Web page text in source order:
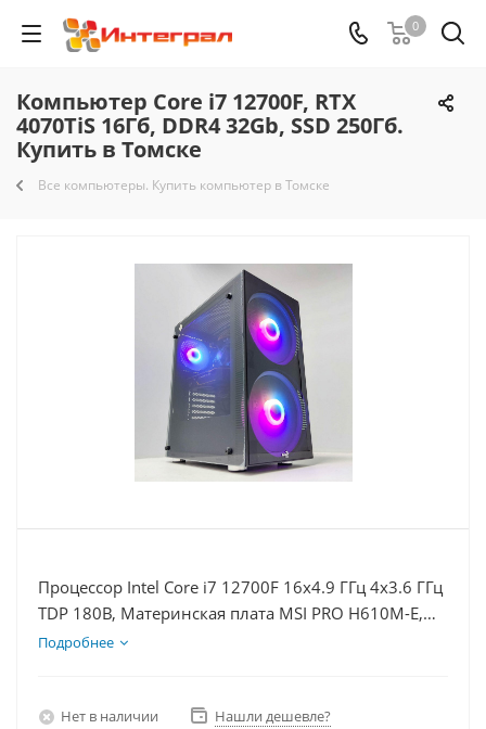
0
Компьютер Core i7 12700F, RTX
4070TiS 16Гб, DDR4 32Gb, SSD 250Гб.
Купить в Томске
Все компьютеры. Купить компьютер в Томске
Процессор Intel Core i7 12700F 16x4.9 ГГц 4x3.6 ГГц
TDP 180В, Материнская плата MSI PRO H610M-E,
Видеокарта RTX 4070TiS 16Гб, Память DDR4 32Gb,
Подробнее
Нет в наличии Нашли дешевле?